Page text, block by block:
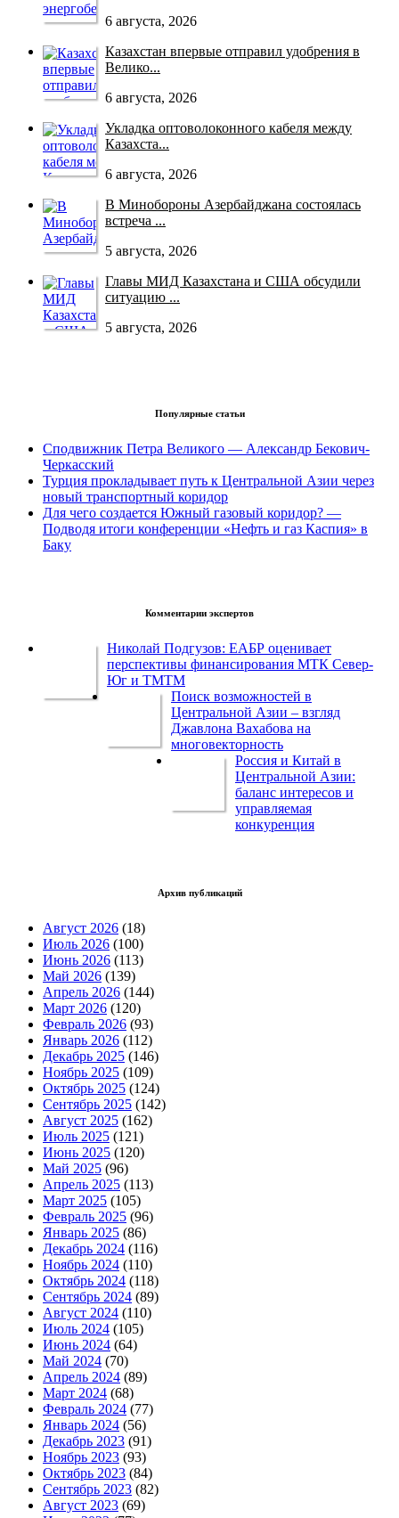
6 августа, 2026
Казахстан впервые отправил удобрения в
Велико...
6 августа, 2026
Укладка оптоволоконного кабеля между
Казахста...
6 августа, 2026
В Минобороны Азербайджана состоялась
встреча ...
5 августа, 2026
Главы МИД Казахстана и США обсудили
ситуацию ...
5 августа, 2026
Популярные статьи
Сподвижник Петра Великого — Александр Бекович-
Черкасский
Турция прокладывает путь к Центральной Азии через
новый транспортный коридор
Для чего создается Южный газовый коридор? —
Подводя итоги конференции «Нефть и газ Каспия» в
Баку
Комментарии экспертов
Николай Подгузов: ЕАБР оценивает
перспективы финансирования МТК Север-
Юг и ТМТМ
Поиск возможностей в
Центральной Азии – взгляд
Джавлона Вахабова на
многовекторность
Россия и Китай в
Центральной Азии:
баланс интересов и
управляемая
конкуренция
Архив публикаций
Август 2026 (18)
Июль 2026 (100)
Июнь 2026 (113)
Май 2026 (139)
Апрель 2026 (144)
Март 2026 (120)
Февраль 2026 (93)
Январь 2026 (112)
Декабрь 2025 (146)
Ноябрь 2025 (109)
Октябрь 2025 (124)
Сентябрь 2025 (142)
Август 2025 (162)
Июль 2025 (121)
Июнь 2025 (120)
Май 2025 (96)
Апрель 2025 (113)
Март 2025 (105)
Февраль 2025 (96)
Январь 2025 (86)
Декабрь 2024 (116)
Ноябрь 2024 (110)
Октябрь 2024 (118)
Сентябрь 2024 (89)
Август 2024 (110)
Июль 2024 (105)
Июнь 2024 (64)
Май 2024 (70)
Апрель 2024 (89)
Март 2024 (68)
Февраль 2024 (77)
Январь 2024 (56)
Декабрь 2023 (91)
Ноябрь 2023 (93)
Октябрь 2023 (84)
Сентябрь 2023 (82)
Август 2023 (69)